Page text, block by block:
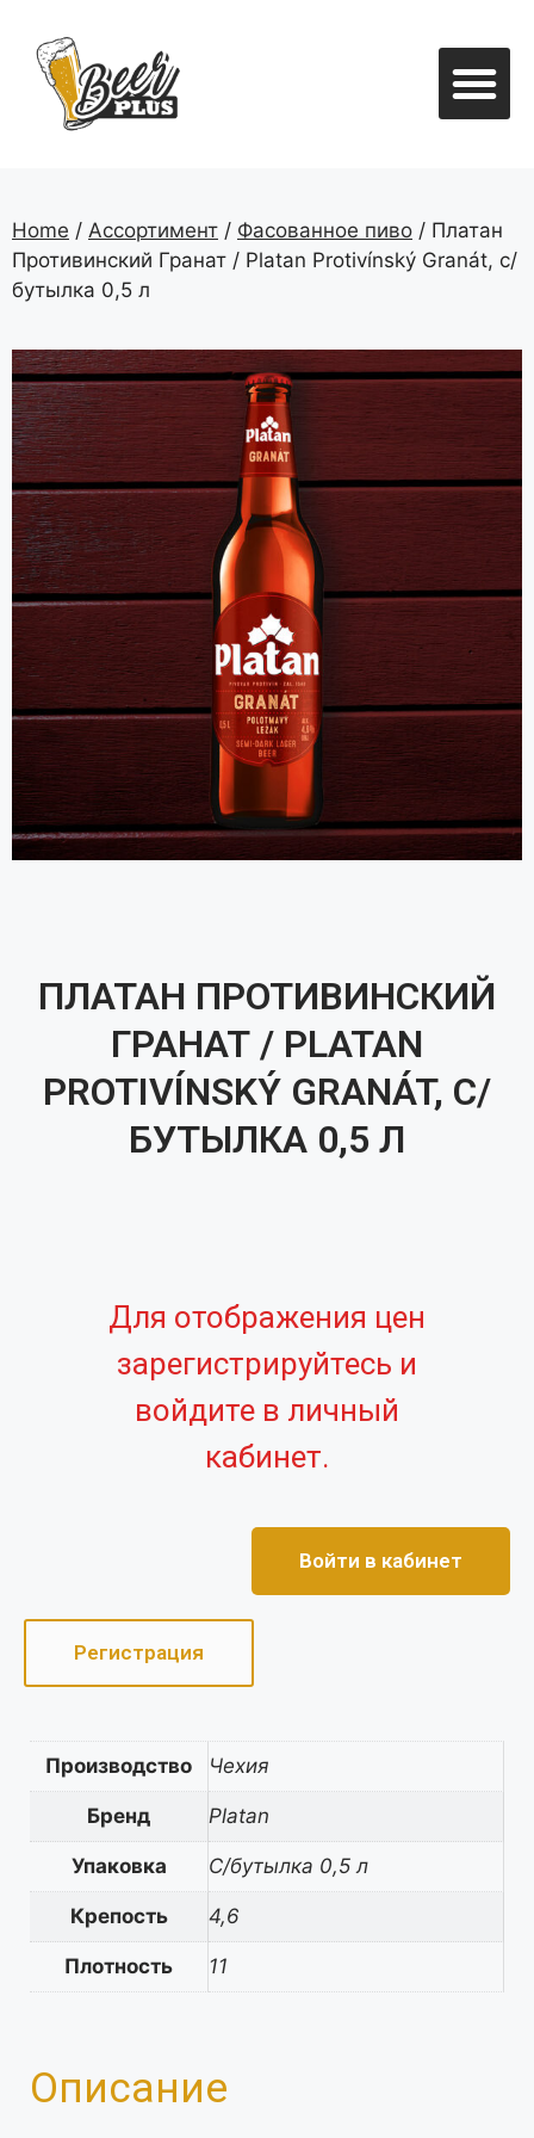
Home / Ассортимент / Фасованное пиво / Платан
Противинский Гранат / Platan Protivínský Granát, с/
бутылка 0,5 л
ПЛАТАН ПРОТИВИНСКИЙ
ГРАНАТ / PLATAN
PROTIVÍNSKÝ GRANÁT, С/
БУТЫЛКА 0,5 Л
Для отображения цен
зарегистрируйтесь и
войдите в личный
кабинет.
Войти в кабинет
Регистрация
Производство Чехия
Бренд Platan
Упаковка С/бутылка 0,5 л
Крепость 4,6
Плотность 11
Описание